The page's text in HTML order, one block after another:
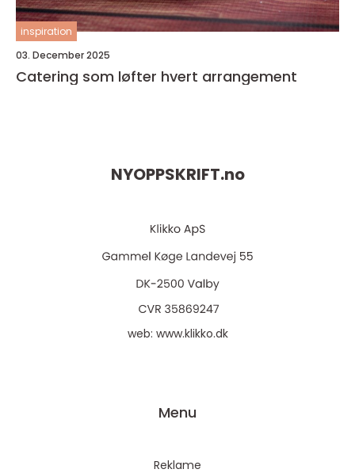
inspiration
03. December 2025
Catering som løfter hvert arrangement
NYOPPSKRIFT.no
web: www.klikko.dk
Menu
Reklame